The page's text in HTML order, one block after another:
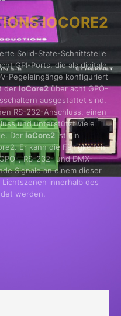
IOCORE2
Solid-State-Schnittstelle
GPI-Ports, die als digitale
Pegeleingänge konfiguriert
derIoCore2über acht GPO-
ausgestattet sind.
RS-232-Anschluss, einen
und unterstützt viele
Der IoCore2 ist ein
Er kann die Fähigkeiten
, RS-232- und DMX-
Signale an einem dieser
innerhalb des
werden.